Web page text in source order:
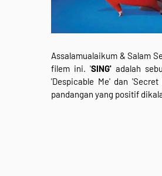
Assalamualaikum & Salam
filem ini. 'SING' adalah
'Despicable Me' dan
pandangan yang positif